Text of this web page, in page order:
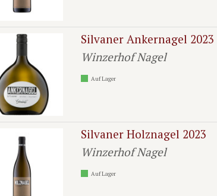
Silvaner Ankernagel 2023
Winzerhof Nagel
Auf Lager
Silvaner Holznagel 2023
Winzerhof Nagel
Auf Lager